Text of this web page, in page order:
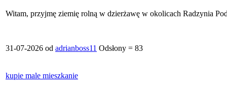
Witam, przyjmę ziemię rolną w dzierżawę w okolicach Radzynia
31-07-2026 od adrianboss11 Odsłony = 83
kupie male mieszkanie